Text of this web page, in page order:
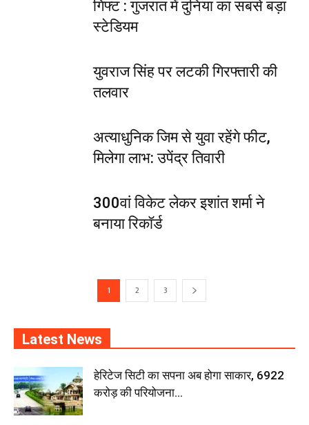
गिफ्ट : गुजरात में दुनिया का सबसे बड़ा
स्टेडियम
युवराज सिंह पर लटकी गिरफ्तारी की
तलवार
अत्याधुनिक जिम से युवा रहेंगे फीट,
मिलेगा लाभ: उपेंद्र तिवारी
300वां विकेट लेकर इशांत शर्मा ने
बनाया रिकॉर्ड
1 2 3
Latest News
हेरिटेज सिटी का सपना अब होगा साकार, 6922
करोड़ की परियोजना...